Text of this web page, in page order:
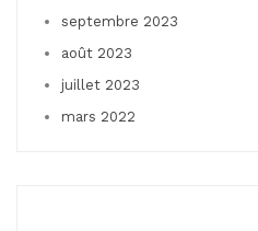
septembre 2023
août 2023
juillet 2023
mars 2022